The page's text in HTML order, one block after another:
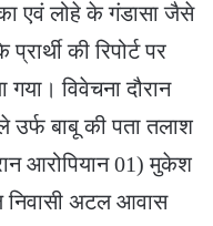
एवं लोहे के गंडासा जैसे
की रिपोर्ट पर
विवेचना दौरान
उर्फ बाबू की पता तलाश
आरोपियान 01) मुकेश
निवासी अटल आवास